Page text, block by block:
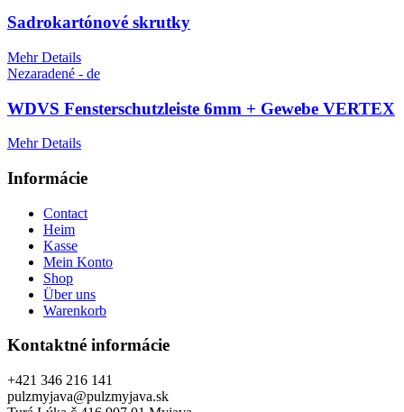
Sadrokartónové skrutky
Mehr Details
Nezaradené - de
WDVS Fensterschutzleiste 6mm + Gewebe VERTEX
Mehr Details
Informácie
Contact
Heim
Kasse
Mein Konto
Shop
Über uns
Warenkorb
Kontaktné informácie
+421 346 216 141
pulzmyjava@pulzmyjava.sk